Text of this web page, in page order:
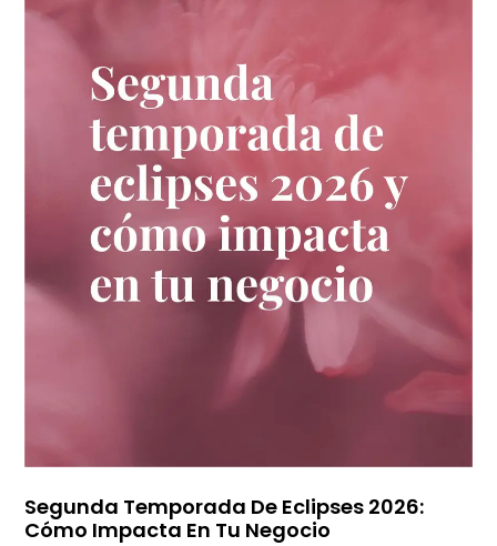
Segunda Temporada De Eclipses 2026:
Cómo Impacta En Tu Negocio